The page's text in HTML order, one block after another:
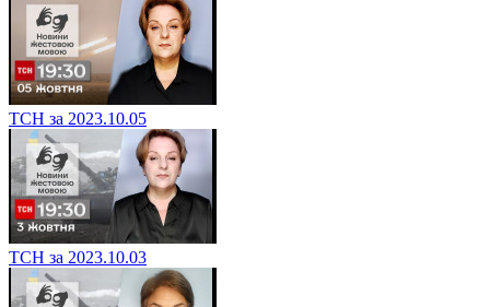
ТСН за 2023.10.05
ТСН за 2023.10.03